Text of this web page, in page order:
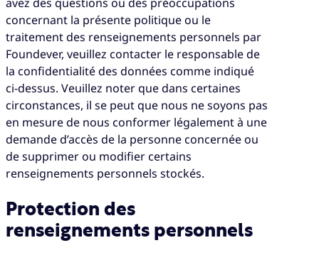
concernant la présente politique ou le
traitement des renseignements personnels par
Foundever, veuillez contacter le responsable de
la confidentialité des données comme indiqué
ci-dessus. Veuillez noter que dans certaines
circonstances, il se peut que nous ne soyons pas
en mesure de nous conformer légalement à une
demande d’accès de la personne concernée ou
de supprimer ou modifier certains
renseignements personnels stockés.
Protection des
renseignements personnels